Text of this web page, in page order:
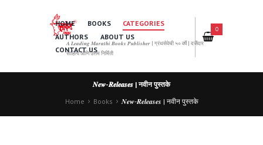
𝑨 𝑳𝒆𝒂𝒅𝒊𝒏𝒈 𝑴𝒂𝒓𝒂𝒕𝒉𝒊 𝑩𝒐𝒐𝒌𝒔 𝑷𝒖𝒃𝒍𝒊𝒔𝒉𝒆𝒓 | ग्रंथसेवेची ५० वर्षे | दर्जेदार
साहित्य आणि उत्तम निर्मिती
HOME BOOKS
CATEGORIES
AUTHORS
ABOUT US
CONTACT US
0
𝑵𝒆𝒘-𝑹𝒆𝒍𝒆𝒂𝒔𝒆𝒔 | नवीन पुस्तके
Home
Books 𝑵𝒆𝒘-𝑹𝒆𝒍𝒆𝒂𝒔𝒆𝒔 | नवीन पुस्तके